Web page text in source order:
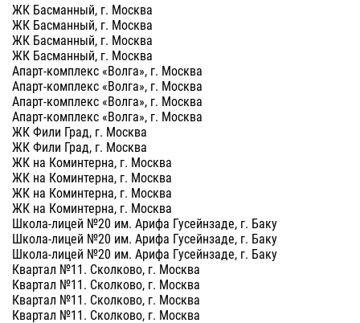
ЖК Басманный, г. Москва
ЖК Басманный, г. Москва
ЖК Басманный, г. Москва
ЖК Басманный, г. Москва
Апарт-комплекс «Волга», г. Москва
Апарт-комплекс «Волга», г. Москва
Апарт-комплекс «Волга», г. Москва
Апарт-комплекс «Волга», г. Москва
ЖК Фили Град, г. Москва
ЖК Фили Град, г. Москва
ЖК на Коминтерна, г. Москва
ЖК на Коминтерна, г. Москва
ЖК на Коминтерна, г. Москва
ЖК на Коминтерна, г. Москва
Школа-лицей №20 им. Арифа Гусейнзаде, г. Баку
Школа-лицей №20 им. Арифа Гусейнзаде, г. Баку
Школа-лицей №20 им. Арифа Гусейнзаде, г. Баку
Квартал №11. Сколково, г. Москва
Квартал №11. Сколково, г. Москва
Квартал №11. Сколково, г. Москва
Квартал №11. Сколково, г. Москва